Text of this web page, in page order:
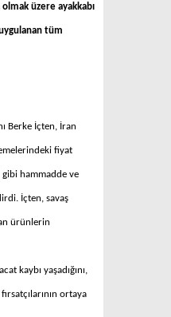
üzere ayakkabı
tüm
Berke İçten, İran
fiyat
gibi hammadde ve
İçten, savaş
ürünlerin
kaybı yaşadığını,
ortaya